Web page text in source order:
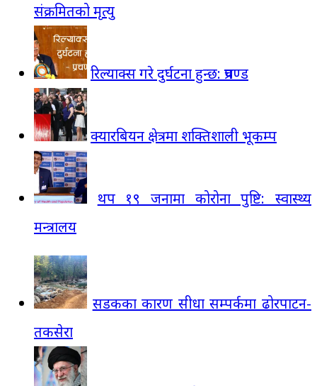
संक्रमितको मृत्यु
रिल्याक्स गरे दुर्घटना हुन्छ: प्रचण्ड
क्यारबियन क्षेत्रमा शक्तिशाली भूकम्प
थप १९ जनामा कोरोना पुष्टि: स्वास्थ्य
मन्त्रालय
सडकका कारण सीधा सम्पर्कमा ढोरपाटन-
तकसेरा